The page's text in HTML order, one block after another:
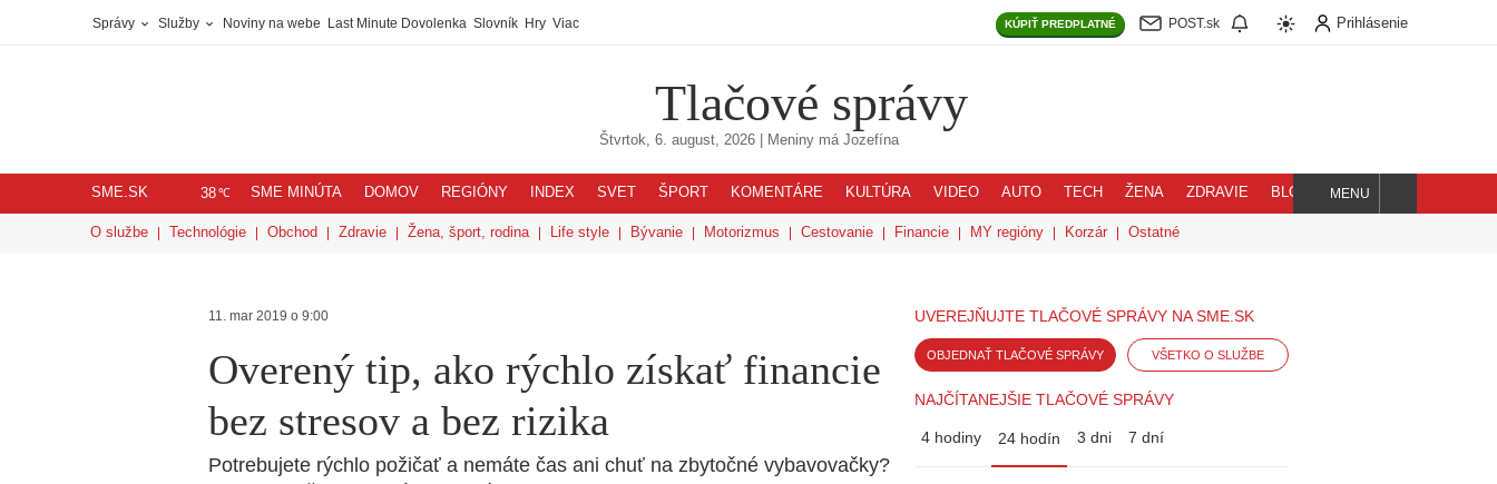
Správy Služby Noviny na webe Last Minute Dovolenka Slovník Hry Viac KÚPIŤ PREDPLATNÉ POST.sk Prihlásenie
Tlačové správy
Štvrtok, 6. august, 2026| Meniny má Jozefína
SME.SK 38℃ SME MINÚTA DOMOV REGIÓNY INDEX SVET ŠPORT KOMENTÁRE KULTÚRA VIDEO AUTO TECH ŽENA ZDRAVIE BLOG
Hľadaj
MENU
O službe Technológie Obchod Zdravie Žena, šport, rodina Life style Bývanie Motorizmus Cestovanie Financie MY regióny Korzár Ostatné
11. mar 2019 o 9:00
Overený tip, ako rýchlo získať financie
bez stresov a bez rizika
Potrebujete rýchlo požičať a nemáte čas ani chuť na zbytočné vybavovačky?
UVEREJŇUJTE TLAČOVÉ SPRÁVY NA SME.SK
OBJEDNAŤ TLAČOVÉ SPRÁVY VŠETKO O SLUŽBE
NAJČÍTANEJŠIE TLAČOVÉ SPRÁVY
4 hodiny 24 hodín 3 dni 7 dní